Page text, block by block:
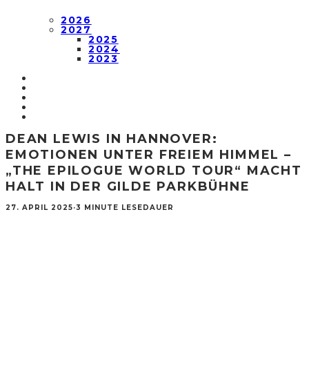
2026
2027
2025
2024
2023
DEAN LEWIS IN HANNOVER:
EMOTIONEN UNTER FREIEM HIMMEL –
„THE EPILOGUE WORLD TOUR“ MACHT
HALT IN DER GILDE PARKBÜHNE
27. APRIL 2025·3 MINUTE LESEDAUER